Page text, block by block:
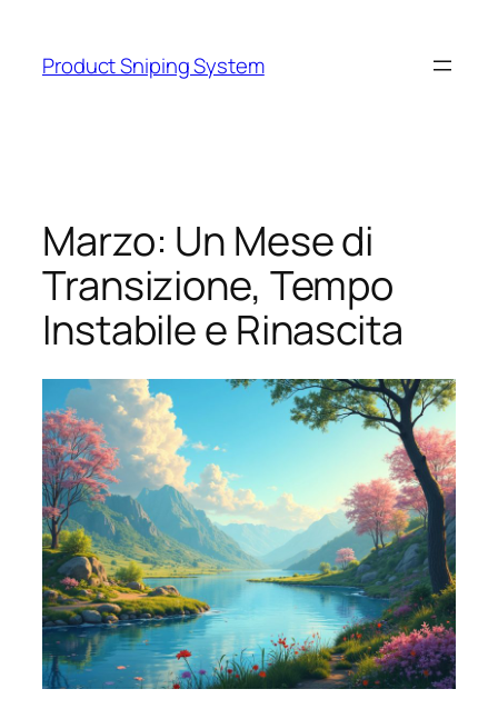
content
Product Sniping System
Marzo: Un Mese di
Transizione, Tempo
Instabile e Rinascita